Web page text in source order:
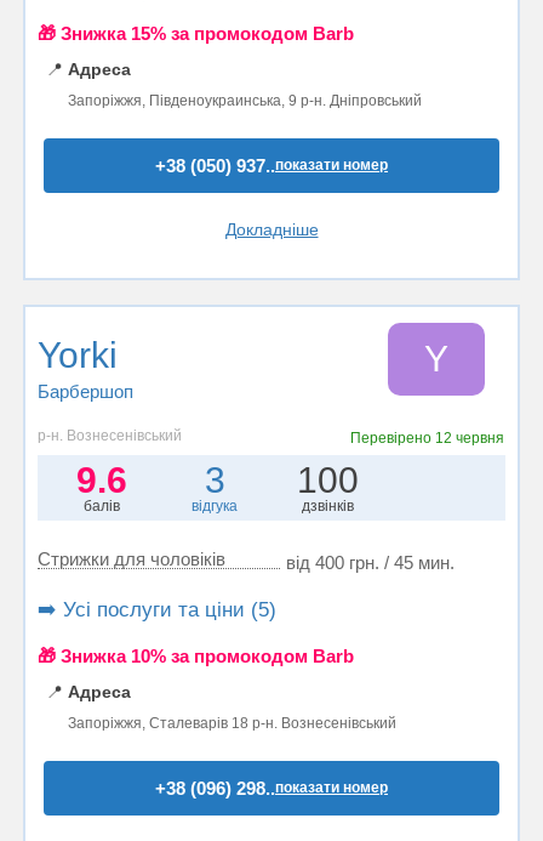
🎁 Знижка 15% за промокодом Barb
📍 Адреса
Запоріжжя, Південоукраинська, 9 р-н. Дніпровський
+38 (050) 937..показати номер
Докладніше
Yorki
Барбершоп
Y
р-н. Вознесенівський Перевірено 12 червня
9.6
балів
3
відгука
100
дзвінків
Стрижки для чоловіків від 400 грн. / 45 мин.
➡️ Усі послуги та ціни (5)
🎁 Знижка 10% за промокодом Barb
📍 Адреса
Запоріжжя, Сталеварів 18 р-н. Вознесенівський
+38 (096) 298..показати номер